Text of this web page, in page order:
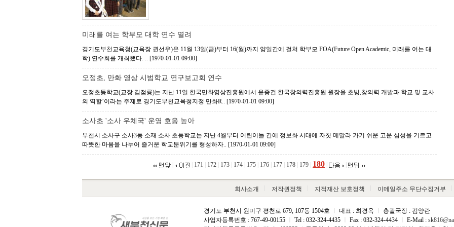
미래를 여는 학부모 대학 연수 열려
경기도부천교육청(교육장 권선우)은 11월 13일(금)부터 16(월)까지 양일간에 걸쳐 학부모 FOA(Future Open Academic, 미래를 여는 대
학) 연수회를 개최했다. .. [1970-01-01 09:00]
오정초, 만화 영상 시범학교 연구보고회 연수
오정초등학교(교장 김점룡)는 지난 11일 한국만화영상진흥원에서 윤종건 한국창의력진흥원 원장을 초빙,창의력 개발과 학교 및 교사
의 역할’이라는 주제로 경기도부천교육청지정 만화R.. [1970-01-01 09:00]
소사초 '소사 우체국' 운영 호응 높아
부천시 소사구 소사3동 소재 소사 초등학교는 지난 4월부터 어린이들 간에 정보화 시대에 자칫 메말라 가기 쉬운 고운 심성을 기르고
따뜻한 마음을 나누어 즐거운 학교분위기를 형성하자.. [1970-01-01 09:00]
171 172 173 174 175 176 177 178 179 180
회사소개 저작권정책 지적재산 보호정책 이메일주소 무단수집거부
경기도 부천시 원미구 평천로 679, 107동 1504호 대표 : 최경옥
총괄국장 : 김양란
사업자등록번호 : 767-49-00155
Tel : 032-324-4435 Fax : 032-324-4434 E-Mail :